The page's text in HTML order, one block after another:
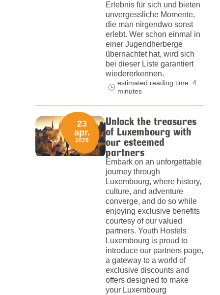
Erlebnis für sich und bieten
unvergessliche Momente,
die man nirgendwo sonst
erlebt. Wer schon einmal in
einer Jugendherberge
übernachtet hat, wird sich
bei dieser Liste garantiert
wiedererkennen.
estimated reading time: 4
minutes
Unlock the treasures
of Luxembourg with
our esteemed
partners
Embark on an unforgettable
journey through
Luxembourg, where history,
culture, and adventure
converge, and do so while
enjoying exclusive benefits
courtesy of our valued
partners. Youth Hostels
Luxembourg is proud to
introduce our partners page,
a gateway to a world of
exclusive discounts and
offers designed to make
your Luxembourg
23
apr.
2026